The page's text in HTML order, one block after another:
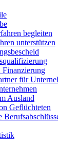
begleiten
unterstützen
Finanzierung
für
Ausland
Geflüchteten